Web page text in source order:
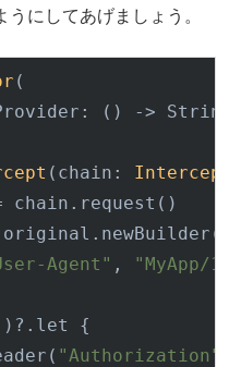
うにしてあげましょう。
(
() ->
(chain:
Agent" , "MyApp/
{
"Authorization"